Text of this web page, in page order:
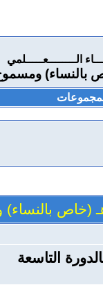
الــــــــعـــــلمي
التاسعة